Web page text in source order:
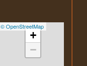
+
−
© OpenStreetMap